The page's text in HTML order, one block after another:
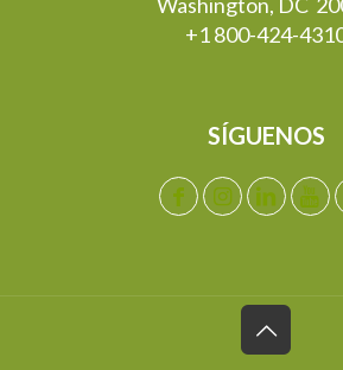
+1 800-424-
SÍGUENOS